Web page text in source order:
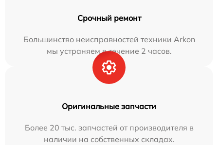
Срочный ремонт
Большинство неисправностей техники Arkon
мы устраняем в течение 2 часов.
Оригинальные запчасти
Более 20 тыс. запчастей от производителя в
наличии на собственных складах.